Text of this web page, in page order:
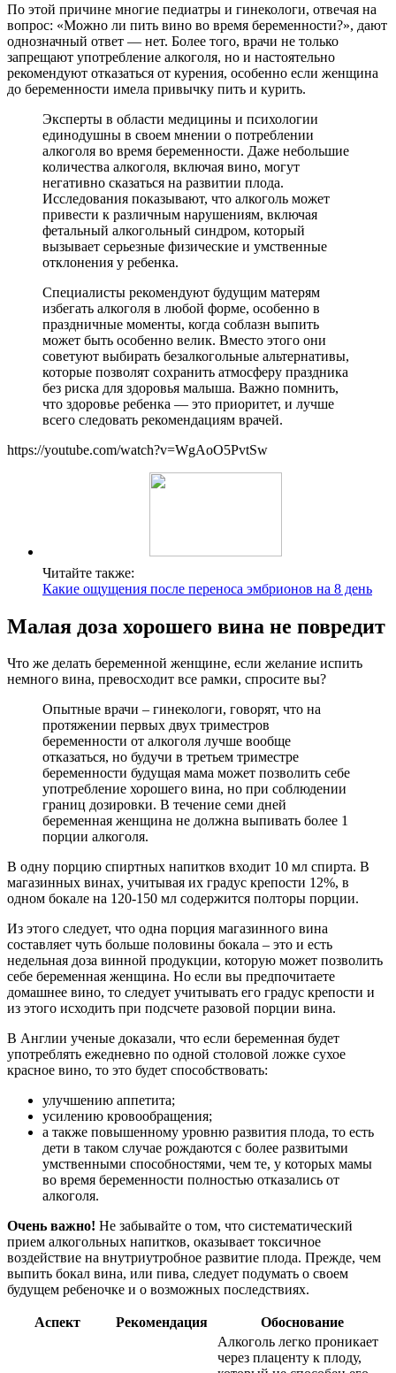
По этой причине многие педиатры и гинекологи, отвечая на
вопрос: «Можно ли пить вино во время беременности?», дают
однозначный ответ — нет. Более того, врачи не только
запрещают употребление алкоголя, но и настоятельно
рекомендуют отказаться от курения, особенно если женщина
до беременности имела привычку пить и курить.
Эксперты в области медицины и психологии
единодушны в своем мнении о потреблении
алкоголя во время беременности. Даже небольшие
количества алкоголя, включая вино, могут
негативно сказаться на развитии плода.
Исследования показывают, что алкоголь может
привести к различным нарушениям, включая
фетальный алкогольный синдром, который
вызывает серьезные физические и умственные
отклонения у ребенка.
Специалисты рекомендуют будущим матерям
избегать алкоголя в любой форме, особенно в
праздничные моменты, когда соблазн выпить
может быть особенно велик. Вместо этого они
советуют выбирать безалкогольные альтернативы,
которые позволят сохранить атмосферу праздника
без риска для здоровья малыша. Важно помнить,
что здоровье ребенка — это приоритет, и лучше
всего следовать рекомендациям врачей.
https://youtube.com/watch?v=WgAoO5PvtSw
Читайте также:
Какие ощущения после переноса эмбрионов на 8 день
Малая доза хорошего вина не повредит
Что же делать беременной женщине, если желание испить
немного вина, превосходит все рамки, спросите вы?
Опытные врачи – гинекологи, говорят, что на
протяжении первых двух триместров
беременности от алкоголя лучше вообще
отказаться, но будучи в третьем триместре
беременности будущая мама может позволить себе
употребление хорошего вина, но при соблюдении
границ дозировки. В течение семи дней
беременная женщина не должна выпивать более 1
порции алкоголя.
В одну порцию спиртных напитков входит 10 мл спирта. В
магазинных винах, учитывая их градус крепости 12%, в
одном бокале на 120-150 мл содержится полторы порции.
Из этого следует, что одна порция магазинного вина
составляет чуть больше половины бокала – это и есть
недельная доза винной продукции, которую может позволить
себе беременная женщина. Но если вы предпочитаете
домашнее вино, то следует учитывать его градус крепости и
из этого исходить при подсчете разовой порции вина.
В Англии ученые доказали, что если беременная будет
употреблять ежедневно по одной столовой ложке сухое
красное вино, то это будет способствовать:
улучшению аппетита;
усилению кровообращения;
а также повышенному уровню развития плода, то есть
дети в таком случае рождаются с более развитыми
умственными способностями, чем те, у которых мамы
во время беременности полностью отказались от
алкоголя.
Очень важно! Не забывайте о том, что систематический
прием алкогольных напитков, оказывает токсичное
воздействие на внутриутробное развитие плода. Прежде, чем
выпить бокал вина, или пива, следует подумать о своем
будущем ребеночке и о возможных последствиях.
Аспект Рекомендация
Обоснование
Алкоголь легко проникает
через плаценту к плоду,